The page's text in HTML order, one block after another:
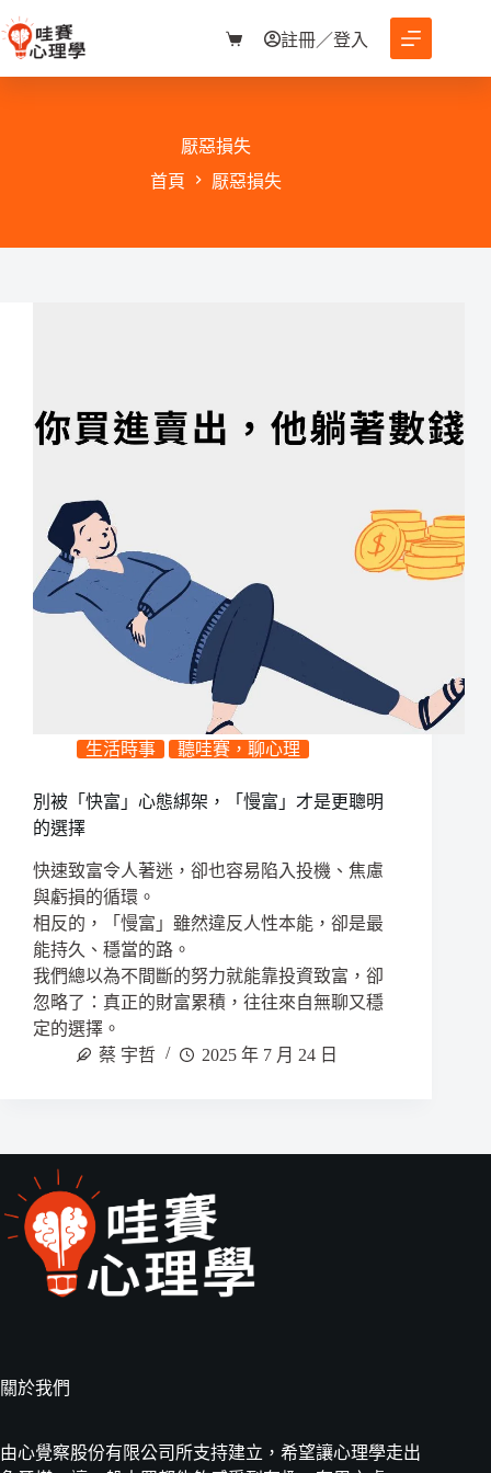
至
購
物
註冊／登入
厭惡損失
首頁
厭惡損失
生活時事 聽哇賽，聊心理
別被「快富」心態綁架，「慢富」才是更聰明
的選擇
快速致富令人著迷，卻也容易陷入投機、焦慮
與虧損的循環。
相反的，「慢富」雖然違反人性本能，卻是最
能持久、穩當的路。
我們總以為不間斷的努力就能靠投資致富，卻
忽略了：真正的財富累積，往往來自無聊又穩
定的選擇。
蔡 宇哲
2025 年 7 月 24 日
關於我們
由心覺察股份有限公司所支持建立，希望讓心理學走出